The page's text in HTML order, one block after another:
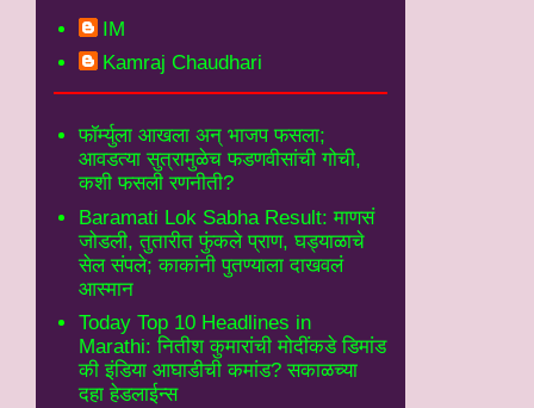
IM
Kamraj Chaudhari
फॉर्म्युला आखला अन् भाजप फसला;
आवडत्या सुत्रामुळेच फडणवीसांची गोची,
कशी फसली रणनीती?
Baramati Lok Sabha Result: माणसं
जोडली, तुतारीत फुंकले प्राण, घड्याळाचे
सेल संपले; काकांनी पुतण्याला दाखवलं
आस्मान
Today Top 10 Headlines in
Marathi: नितीश कुमारांची मोदींकडे डिमांड
की इंडिया आघाडीची कमांड? सकाळच्या
दहा हेडलाईन्स